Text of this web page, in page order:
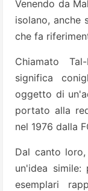
Venendo da
isolano, anche
che fa
Chiamato
significa
oggetto di
portato alla
nel 1976 dalla
Dal canto
un'idea simile:
esemplari